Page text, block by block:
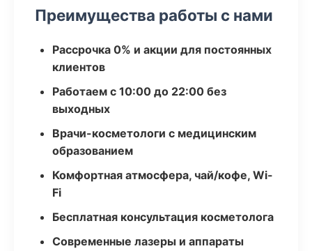
Преимущества работы с нами
Рассрочка 0% и акции для постоянных
клиентов
Работаем с 10:00 до 22:00 без
выходных
Врачи-косметологи с медицинским
образованием
Комфортная атмосфера, чай/кофе, Wi-
Fi
Бесплатная консультация косметолога
Современные лазеры и аппараты